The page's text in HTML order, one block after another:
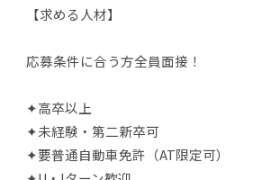
【求める人材】
応募条件に合う方全員面接！
✦高卒以上
✦未経験・第二新卒可
✦要普通自動車免許（AT限定可）